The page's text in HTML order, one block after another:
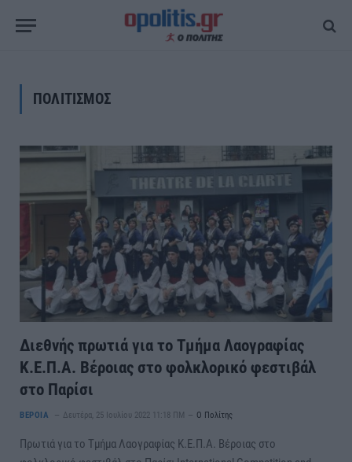
ΠΟΛΙΤΙΣΜΟΣ
Διεθνής πρωτιά για το Τμήμα Λαογραφίας
Κ.Ε.Π.Α. Βέροιας στο φολκλορικό φεστιβάλ
στο Παρίσι
ΒΕΡΟΙΑ Δευτέρα, 25 Ιουλίου 2022 11:18 ΠΜ Ο Πολίτης
Πρωτιά για το Τμήμα Λαογραφίας Κ.Ε.Π.Α. Βέροιας στο